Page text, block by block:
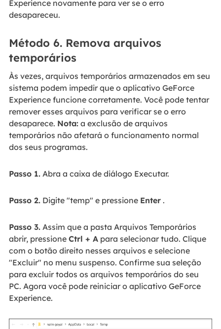
Experience novamente para ver se o erro
desapareceu.
Método 6. Remova arquivos
temporários
Às vezes, arquivos temporários armazenados em seu
sistema podem impedir que o aplicativo GeForce
Experience funcione corretamente. Você pode tentar
remover esses arquivos para verificar se o erro
desaparece. Nota:a exclusão de arquivos
temporários não afetará o funcionamento normal
dos seus programas.
Passo 1.Abra a caixa de diálogo Executar.
Passo 2.Digite "temp" e pressione Enter.
Passo 3.Assim que a pasta Arquivos Temporários
abrir, pressione Ctrl + Apara selecionar tudo. Clique
com o botão direito nesses arquivos e selecione
"Excluir" no menu suspenso. Confirme sua seleção
para excluir todos os arquivos temporários do seu
PC. Agora você pode reiniciar o aplicativo GeForce
Experience.